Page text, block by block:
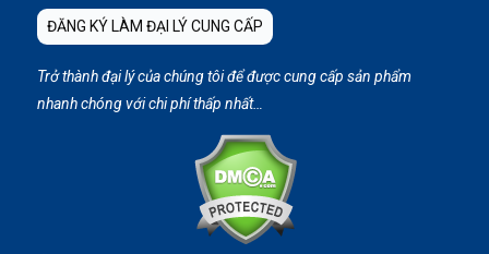
ĐĂNG KÝ LÀM ĐẠI LÝ CUNG CẤP
Trở thành đại lý của chúng tôi để được cung cấp sản phẩm
nhanh chóng với chi phí thấp nhất…